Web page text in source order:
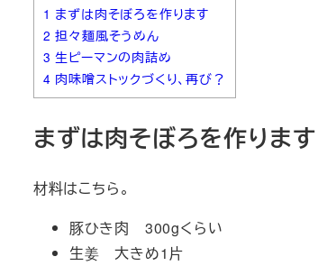
1 まずは肉そぼろを作ります
2 担々麺風そうめん
3 生ピーマンの肉詰め
4 肉味噌ストックづくり、再び？
まずは肉そぼろを作ります
材料はこちら。
豚ひき肉 300gくらい
生姜 大きめ1片